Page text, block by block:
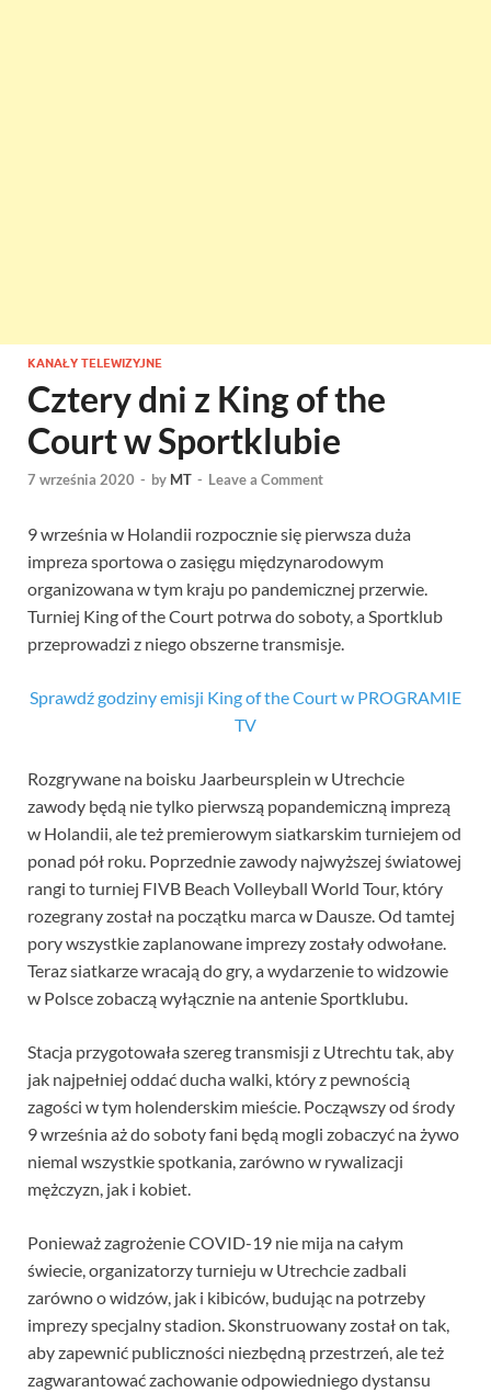
KANAŁY TELEWIZYJNE
Cztery dni z King of the
Court w Sportklubie
7 września 2020 - by MT - Leave a Comment
9 września w Holandii rozpocznie się pierwsza duża
impreza sportowa o zasięgu międzynarodowym
organizowana w tym kraju po pandemicznej przerwie.
Turniej King of the Court potrwa do soboty, a Sportklub
przeprowadzi z niego obszerne transmisje.
Sprawdź godziny emisji King of the Court w PROGRAMIE
TV
Rozgrywane na boisku Jaarbeursplein w Utrechcie
zawody będą nie tylko pierwszą popandemiczną imprezą
w Holandii, ale też premierowym siatkarskim turniejem od
ponad pół roku. Poprzednie zawody najwyższej światowej
rangi to turniej FIVB Beach Volleyball World Tour, który
rozegrany został na początku marca w Dausze. Od tamtej
pory wszystkie zaplanowane imprezy zostały odwołane.
Teraz siatkarze wracają do gry, a wydarzenie to widzowie
w Polsce zobaczą wyłącznie na antenie Sportklubu.
Stacja przygotowała szereg transmisji z Utrechtu tak, aby
jak najpełniej oddać ducha walki, który z pewnością
zagości w tym holenderskim mieście. Począwszy od środy
9 września aż do soboty fani będą mogli zobaczyć na żywo
niemal wszystkie spotkania, zarówno w rywalizacji
mężczyzn, jak i kobiet.
Ponieważ zagrożenie COVID-19 nie mija na całym
świecie, organizatorzy turnieju w Utrechcie zadbali
zarówno o widzów, jak i kibiców, budując na potrzeby
imprezy specjalny stadion. Skonstruowany został on tak,
aby zapewnić publiczności niezbędną przestrzeń, ale też
zagwarantować zachowanie odpowiedniego dystansu